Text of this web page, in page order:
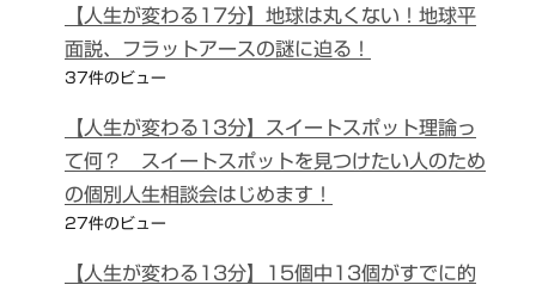
【人生が変わる17分】地球は丸くない！地球平
面説、フラットアースの謎に迫る！
37件のビュー
【人生が変わる13分】スイートスポット理論っ
て何？ スイートスポットを見つけたい人のため
の個別人生相談会はじめます！
27件のビュー
【人生が変わる13分】15個中13個がすでに的